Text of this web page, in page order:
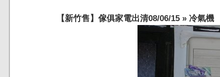
【新竹售】傢俱家電出清08/06/15 » 冷氣機